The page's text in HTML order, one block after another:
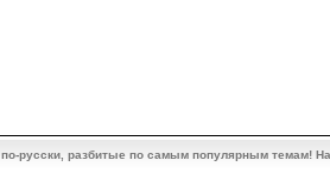
русски, разбитые по самым популярным темам!